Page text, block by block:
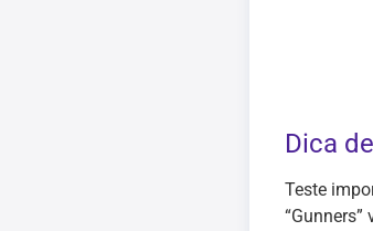
Dica
Teste